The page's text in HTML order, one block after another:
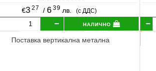
€3 27 / 6 39 лв. (с ДДС)
налично
Поставка вертикална метална